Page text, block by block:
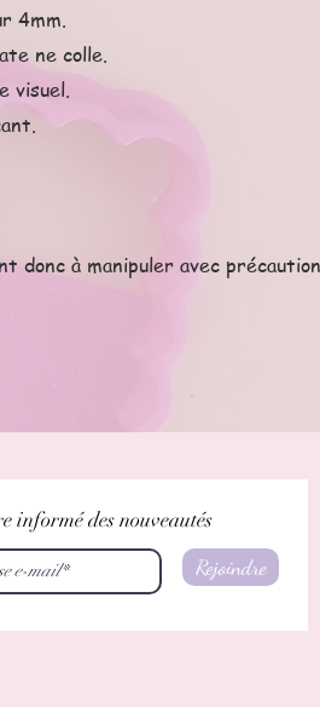
4mm.
ne colle.
visuel.
donc à manipuler avec
informé des nouveautés
Rejoindre